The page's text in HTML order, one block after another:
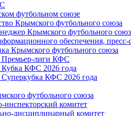
футбольном союзе
Крымского футбольного союза
Крымского футбольного
обеспечения, пресс-
Крымского футбольного союза
Премьер-лиги КФС
КФС 2026 года
КФС 2026 года
футбольного союза
инспекторский комитет
дисциплинарный комитет